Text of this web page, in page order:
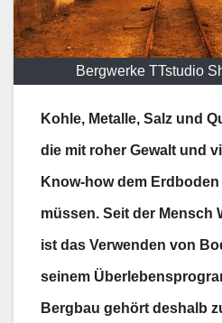
Bergwerke TTstudio
Kohle, Metalle, Salz und
die mit roher Gewalt und
Know-how dem
müssen. Seit der Mensch
ist das Verwenden von
seinem
Bergbau gehört deshalb